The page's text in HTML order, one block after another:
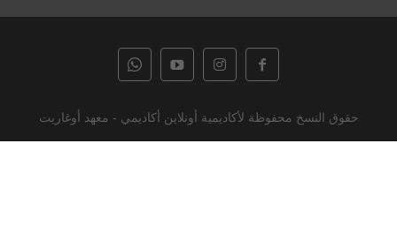
حقوق النسخ محفوظة لأكاديمية أونلاين أكاديمي - معهد أوغاريت